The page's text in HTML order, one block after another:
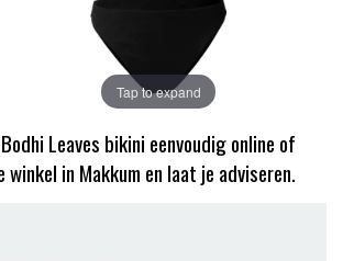
Tap to expand
Leaves bikini eenvoudig online of
winkel in Makkum en laat je adviseren.